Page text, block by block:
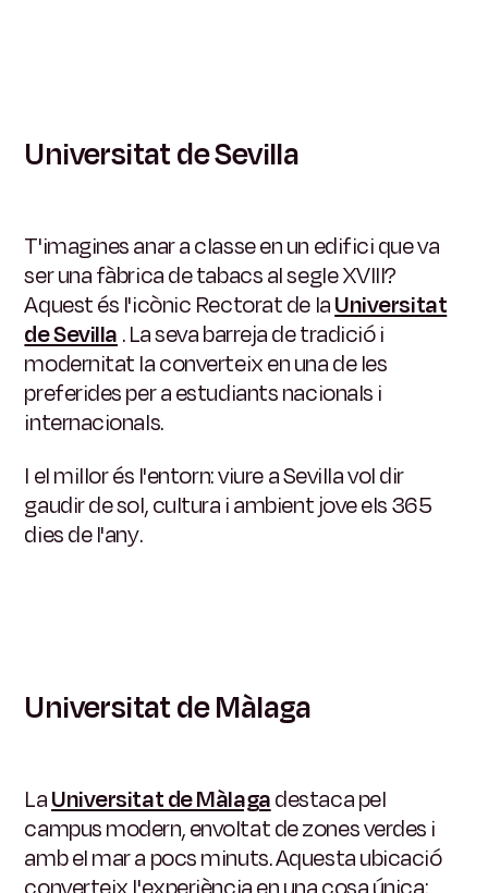
Universitat de Sevilla
T'imagines anar a classe en un edifici que va
ser una fàbrica de tabacs al segle XVIII?
Aquest és l'icònic Rectorat de laUniversitat
de Sevilla . La seva barreja de tradició i
modernitat la converteix en una de les
preferides per a estudiants nacionals i
internacionals.
I el millor és l'entorn: viure a Sevilla vol dir
gaudir de sol, cultura i ambient jove els 365
dies de l'any.
Universitat de Màlaga
LaUniversitat de Màlagadestaca pel
campus modern, envoltat de zones verdes i
amb el mar a pocs minuts. Aquesta ubicació